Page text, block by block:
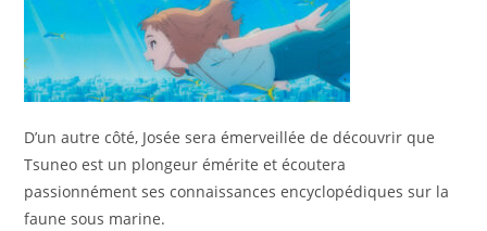
D’un autre côté, Josée sera émerveillée de découvrir que
Tsuneo est un plongeur émérite et écoutera
passionnément ses connaissances encyclopédiques sur la
faune sous marine.